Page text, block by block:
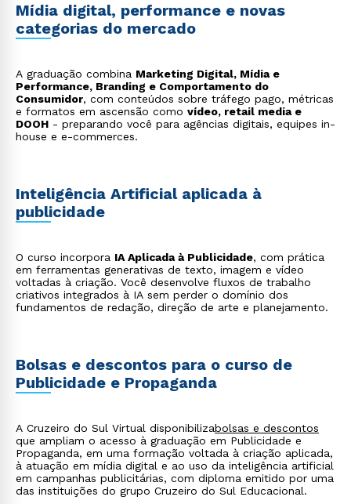
Mídia digital, performance e novas
categorias do mercado
A graduação combina Marketing Digital, Mídia e
Performance, Branding e Comportamento do
Consumidor, com conteúdos sobre tráfego pago, métricas
e formatos em ascensão como vídeo, retail media e
DOOH - preparando você para agências digitais, equipes in-
house e e-commerces.
Inteligência Artificial aplicada à
publicidade
O curso incorpora IA Aplicada à Publicidade, com prática
em ferramentas generativas de texto, imagem e vídeo
voltadas à criação. Você desenvolve fluxos de trabalho
criativos integrados à IA sem perder o domínio dos
fundamentos de redação, direção de arte e planejamento.
Bolsas e descontos para o curso de
Publicidade e Propaganda
A Cruzeiro do Sul Virtual disponibilizabolsas e descontos
que ampliam o acesso à graduação em Publicidade e
Propaganda, em uma formação voltada à criação aplicada,
à atuação em mídia digital e ao uso da inteligência artificial
em campanhas publicitárias, com diploma emitido por uma
das instituições do grupo Cruzeiro do Sul Educacional.
Rápido e fácil
WhatsApp
ou